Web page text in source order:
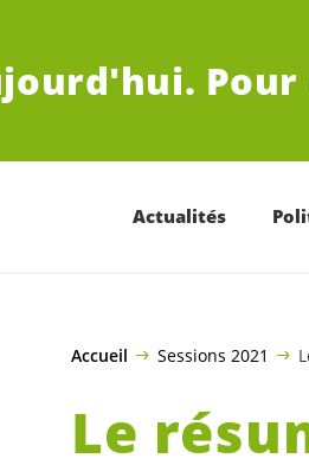
Actualités
Accueil Sessions 2021
Le